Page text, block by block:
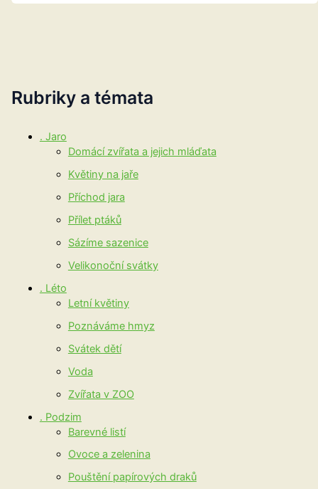
Rubriky a témata
. Jaro
Domácí zvířata a jejich mláďata
Květiny na jaře
Příchod jara
Přílet ptáků
Sázíme sazenice
Velikonoční svátky
. Léto
Letní květiny
Poznáváme hmyz
Svátek dětí
Voda
Zvířata v ZOO
. Podzim
Barevné listí
Ovoce a zelenina
Pouštění papírových draků